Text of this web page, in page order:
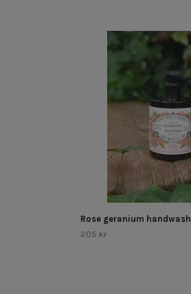
Rose geranium handwash
205 kr